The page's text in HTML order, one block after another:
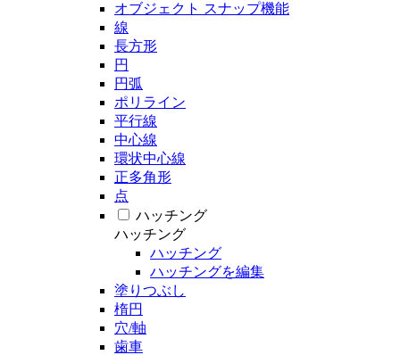
オブジェクト スナップ機能
線
長方形
円
円弧
ポリライン
平行線
中心線
環状中心線
正多角形
点
ハッチング
ハッチング
ハッチング
ハッチングを編集
塗りつぶし
楕円
穴/軸
歯車